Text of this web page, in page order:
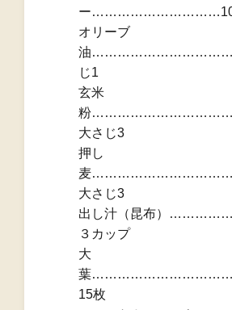
ー
オリーブ
油
じ1
玄米
粉
大さじ3
押し
麦
大さじ3
出し汁（昆布）
３カップ
大
葉
15枚